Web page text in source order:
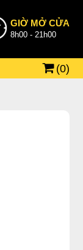
GIỜ MỞ CỬA
8h00 - 21h00
(0)